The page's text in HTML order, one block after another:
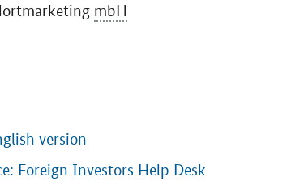
mbH
version
Foreign Investors Help Desk